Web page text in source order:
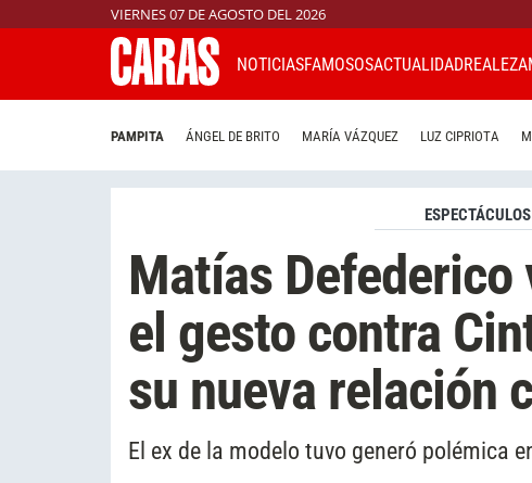
VIERNES 07 DE AGOSTO DEL 2026
NOTICIASFAMOSOSACTUALIDADREALEZA
PAMPITA ÁNGEL DE BRITO MARÍA VÁZQUEZ LUZ CIPRIOTA
ESPECTÁCULOS
Matías Defederico
el gesto contra
su nueva relación
El ex de la modelo tuvo generó polémica